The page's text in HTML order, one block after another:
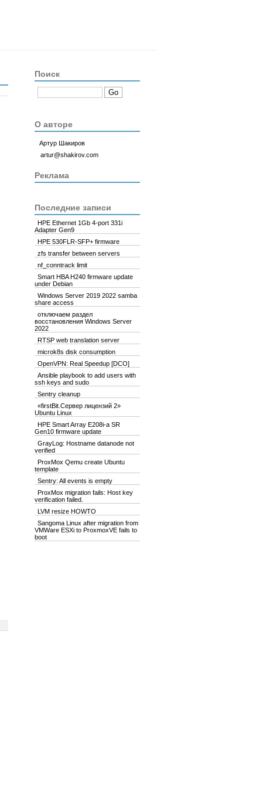
Поиск
О авторе
Артур Шакиров
artur@shakirov.com
Реклама
Последние записи
HPE Ethernet 1Gb 4-port 331i
Adapter Gen9
HPE 530FLR-SFP+ firmware
zfs transfer between servers
nf_conntrack limit
Smart HBA H240 firmware update
under Debian
Windows Server 2019 2022 samba
share access
отключаем раздел
восстановления Windows Server
2022
RTSP web translation server
microk8s disk consumption
OpenVPN: Real Speedup [DCO]
Ansible playbook to add users with
ssh keys and sudo
Sentry cleanup
«firstBit.Сервер лицензий 2»
Ubuntu Linux
HPE Smart Array E208i-a SR
Gen10 firmware update
GrayLog: Hostname datanode not
verified
ProxMox Qemu create Ubuntu
template
Sentry: All events is empty
ProxMox migration fails: Host key
verification failed.
LVM resize HOWTO
Sangoma Linux after migration from
VMWare ESXi to ProxmoxVE fails to
boot